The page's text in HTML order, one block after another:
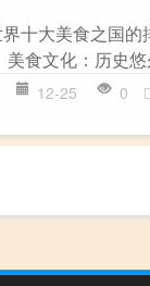
十大美食之国
美食文化：历史
12-25 0